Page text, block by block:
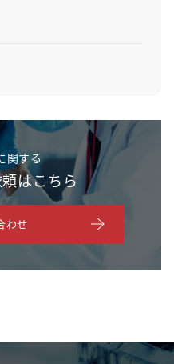
関する
はこちら
わせ